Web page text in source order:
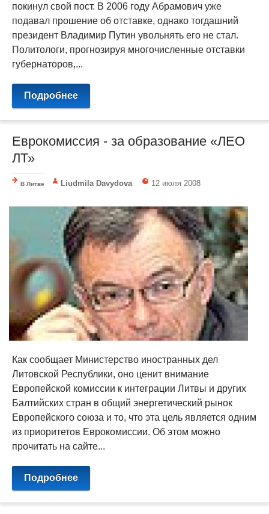
покинул свой пост. В 2006 году Абрамович уже
подавал прошение об отставке, однако тогдашний
президент Владимир Путин увольнять его не стал.
Политологи, прогнозируя многочисленные отставки
губернаторов,...
Подробнее
Еврокомиссия - за образование «ЛЕО
ЛТ»
В Литве Liudmila Davydova 12 июля 2008
Как сообщает Министерство иностранных дел
Литовской Республики, оно ценит внимание
Европейской комиссии к интеграции Литвы и других
Балтийских стран в общий энергетический рынок
Европейского союза и то, что эта цель является одним
из приоритетов Еврокомиссии. Об этом можно
прочитать на сайте...
Подробнее